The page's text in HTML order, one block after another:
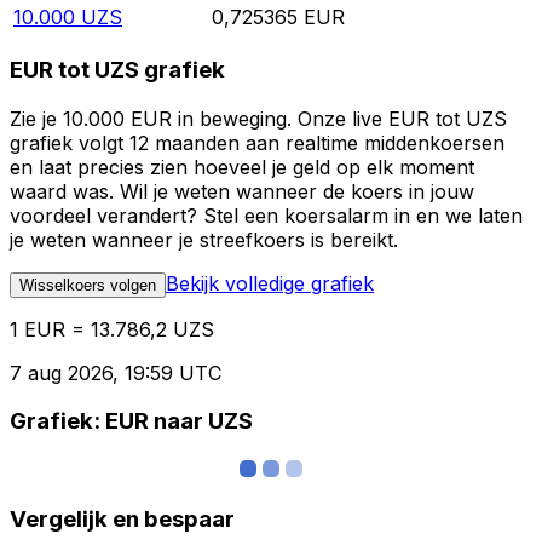
10.000 UZS 0,725365 EUR
EUR tot UZS grafiek
Zie je 10.000 EUR in beweging. Onze live EUR tot UZS
grafiek volgt 12 maanden aan realtime middenkoersen
en laat precies zien hoeveel je geld op elk moment
waard was. Wil je weten wanneer de koers in jouw
voordeel verandert? Stel een koersalarm in en we laten
je weten wanneer je streefkoers is bereikt.
Wisselkoers volgen Bekijk volledige grafiek
1 EUR = 13.786,2 UZS
7 aug 2026, 19:59 UTC
Grafiek: EUR naar UZS
Vergelijk en bespaar